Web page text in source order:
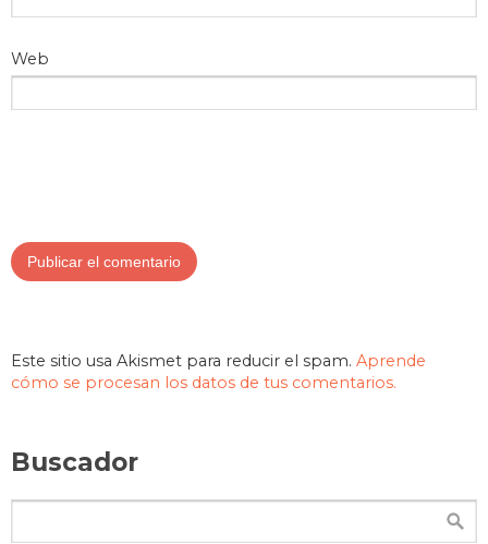
Web
Este sitio usa Akismet para reducir el spam. Aprende
cómo se procesan los datos de tus comentarios.
Buscador